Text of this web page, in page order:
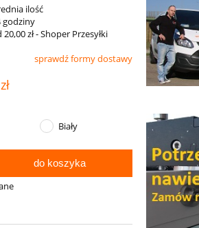
ilość
godziny
20,00 zł- Shoper Przesyłki
sprawdź formy dostawy
Biały
do koszyka